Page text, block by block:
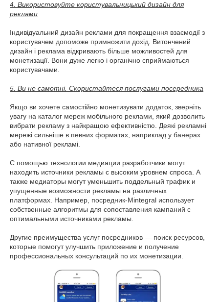
4. Використовуйте користувальницький дизайн для
реклами
Індивідуальний дизайн реклами для покращення взаємодії з
користувачем допоможе примножити дохід. Витончений
дизайн і реклама відкривають більше можливостей для
монетизації. Вони дуже легко і органічно сприймаються
користувачами.
5. Ви не самотні. Скористайтеся послугами посередника
Якщо ви хочете самостійно монетизувати додаток, зверніть
увагу на каталог мереж мобільного реклами, який дозволить
вибрати рекламу з найкращою ефективністю. Деякі рекламні
мережі сильніше в певних форматах, наприклад у банерах
або нативної рекламі.
С помощью технологии медиации разработчики могут
находить источники рекламы с высоким уровнем спроса. А
также медиаторы могут уменьшить поддельный трафик и
упущенные возможности рекламы на различных
платформах. Например, посредник-Mintegral использует
собственные алгоритмы для сопоставления кампаний с
оптимальными источниками рекламы.
Другие преимущества услуг посредников — поиск ресурсов,
которые помогут улучшить приложение и получение
профессиональных консультаций по их монетизации.